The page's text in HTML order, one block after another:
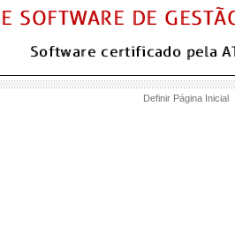
Definir Página Inicial